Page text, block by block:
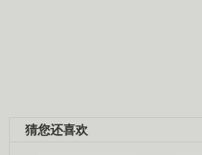
猜您还喜欢